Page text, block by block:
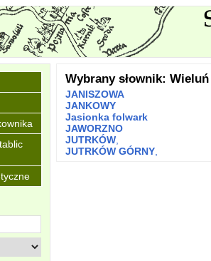
Wybrany słownik: Wieluń
JANISZOWA
JANKOWY
Jasionka folwark
JAWORZNO
JUTRKÓW
JUTRKÓW GÓRNY